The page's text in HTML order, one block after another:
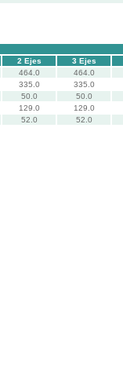
2 Ejes 3 Ejes
464.0 464.0
335.0 335.0
50.0 50.0
129.0 129.0
52.0 52.0